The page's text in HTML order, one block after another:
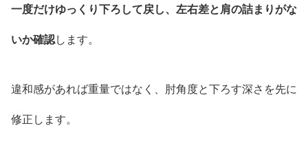
一度だけゆっくり下ろして戻し、左右差と肩の詰まりがな
いか確認します。
違和感があれば重量ではなく、肘角度と下ろす深さを先に
修正します。